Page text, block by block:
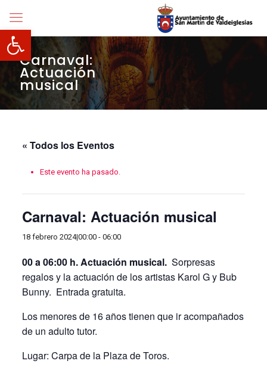
Abrir barra de herramientas
Carnaval:
Actuación
musical
« Todos los Eventos
Este evento ha pasado.
Carnaval: Actuación musical
18 febrero 2024|00:00- 06:00
00 a 06:00 h. Actuación musical. Sorpresas
regalos y la actuación de los artistas Karol G y Bub
Bunny. Entrada gratuita.
Los menores de 16 años tienen que ir acompañados
de un adulto tutor.
Lugar: Carpa de la Plaza de Toros.